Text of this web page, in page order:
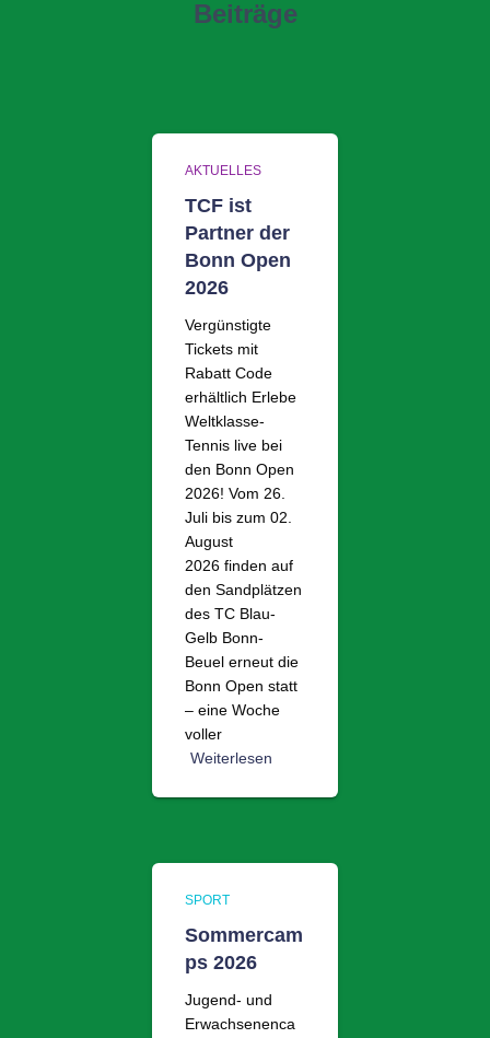
Beiträge
AKTUELLES
TCF ist
Partner der
Bonn Open
2026
Vergünstigte
Tickets mit
Rabatt Code
erhältlich Erlebe
Weltklasse-
Tennis live bei
den Bonn Open
2026! Vom 26.
Juli bis zum 02.
August
2026 finden auf
den Sandplätzen
des TC Blau-
Gelb Bonn-
Beuel erneut die
Bonn Open statt
– eine Woche
voller
Weiterlesen
SPORT
Sommercam
ps 2026
Jugend- und
Erwachsenenca